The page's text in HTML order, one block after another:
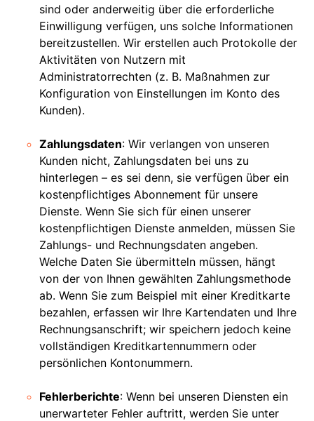
sind oder anderweitig über die erforderliche
Einwilligung verfügen, uns solche Informationen
bereitzustellen. Wir erstellen auch Protokolle der
Aktivitäten von Nutzern mit
Administratorrechten (z. B. Maßnahmen zur
Konfiguration von Einstellungen im Konto des
Kunden).
Zahlungsdaten: Wir verlangen von unseren
Kunden nicht, Zahlungsdaten bei uns zu
hinterlegen – es sei denn, sie verfügen über ein
kostenpflichtiges Abonnement für unsere
Dienste. Wenn Sie sich für einen unserer
kostenpflichtigen Dienste anmelden, müssen Sie
Zahlungs- und Rechnungsdaten angeben.
Welche Daten Sie übermitteln müssen, hängt
von der von Ihnen gewählten Zahlungsmethode
ab. Wenn Sie zum Beispiel mit einer Kreditkarte
bezahlen, erfassen wir Ihre Kartendaten und Ihre
Rechnungsanschrift; wir speichern jedoch keine
vollständigen Kreditkartennummern oder
persönlichen Kontonummern.
Fehlerberichte: Wenn bei unseren Diensten ein
unerwarteter Fehler auftritt, werden Sie unter